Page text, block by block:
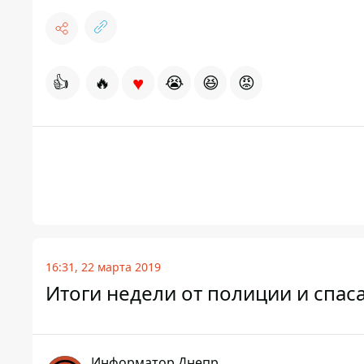
👍 🔥 ♥ 😭 😆 😡
16:31, 22 марта 2019
Итоги недели от полиции и